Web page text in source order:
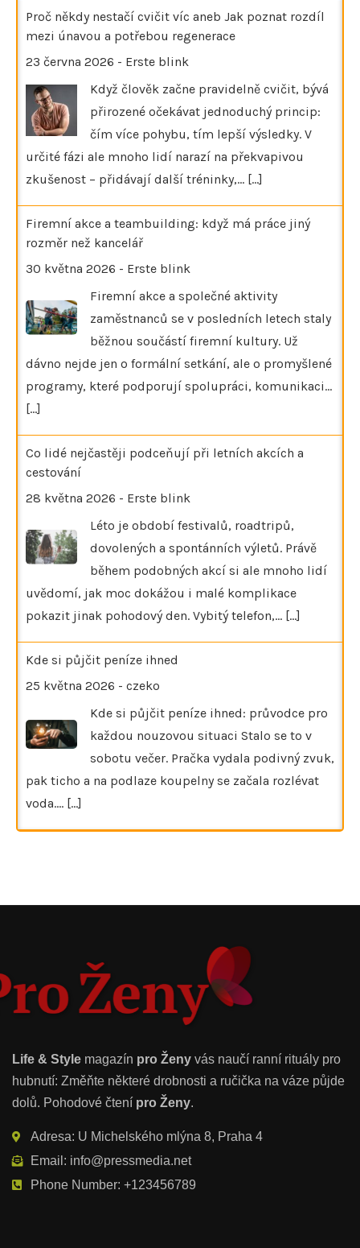
Proč někdy nestačí cvičit víc aneb Jak poznat rozdíl
mezi únavou a potřebou regenerace
23 června 2026 - Erste blink
Když člověk začne pravidelně cvičit, bývá
přirozené očekávat jednoduchý princip:
čím více pohybu, tím lepší výsledky. V
určité fázi ale mnoho lidí narazí na překvapivou
zkušenost – přidávají další tréninky,… [...]
Firemní akce a teambuilding: když má práce jiný
rozměr než kancelář
30 května 2026 - Erste blink
Firemní akce a společné aktivity
zaměstnanců se v posledních letech staly
běžnou součástí firemní kultury. Už
dávno nejde jen o formální setkání, ale o promyšlené
programy, které podporují spolupráci, komunikaci…
[...]
Co lidé nejčastěji podceňují při letních akcích a
cestování
28 května 2026 - Erste blink
Léto je období festivalů, roadtripů,
dovolených a spontánních výletů. Právě
během podobných akcí si ale mnoho lidí
uvědomí, jak moc dokážou i malé komplikace
pokazit jinak pohodový den. Vybitý telefon,… [...]
Kde si půjčit peníze ihned
25 května 2026 - czeko
Kde si půjčit peníze ihned: průvodce pro
každou nouzovou situaci Stalo se to v
sobotu večer. Pračka vydala podivný zvuk,
pak ticho a na podlaze koupelny se začala rozlévat
voda.… [...]
Life & Style magazín pro Ženy vás naučí ranní rituály pro
hubnutí: Změňte některé drobnosti a ručička na váze půjde
dolů. Pohodové čtení pro Ženy.
Adresa: U Michelského mlýna 8, Praha 4
Email: info@pressmedia.net
Phone Number: +123456789